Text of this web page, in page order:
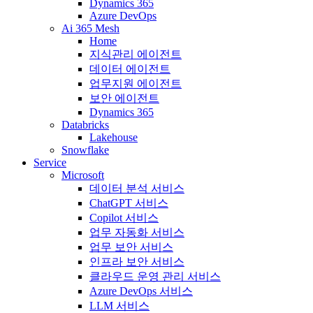
Dynamics 365
Azure DevOps
Ai 365 Mesh
Home
지식관리 에이전트
데이터 에이전트
업무지원 에이전트
보안 에이전트
Dynamics 365
Databricks
Lakehouse
Snowflake
Service
Microsoft
데이터 분석 서비스
ChatGPT 서비스
Copilot 서비스
업무 자동화 서비스
업무 보안 서비스
인프라 보안 서비스
클라우드 운영 관리 서비스
Azure DevOps 서비스
LLM 서비스